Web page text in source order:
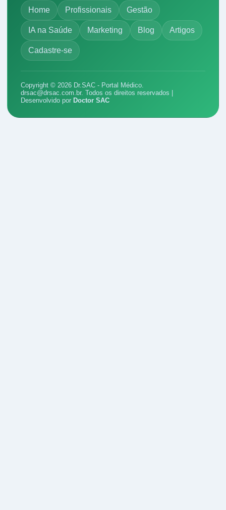
Home Profissionais Gestão
IA na Saúde Marketing Blog Artigos
Cadastre-se
Copyright © 2026 Dr.SAC - Portal Médico.
drsac@drsac.com.br. Todos os direitos reservados |
Desenvolvido por Doctor SAC